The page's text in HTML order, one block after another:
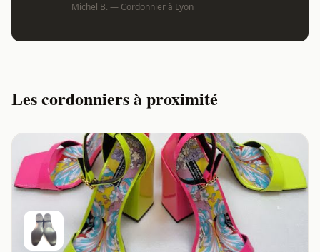
Michel B. — Cordonnier à Lyon
Les cordonniers à proximité